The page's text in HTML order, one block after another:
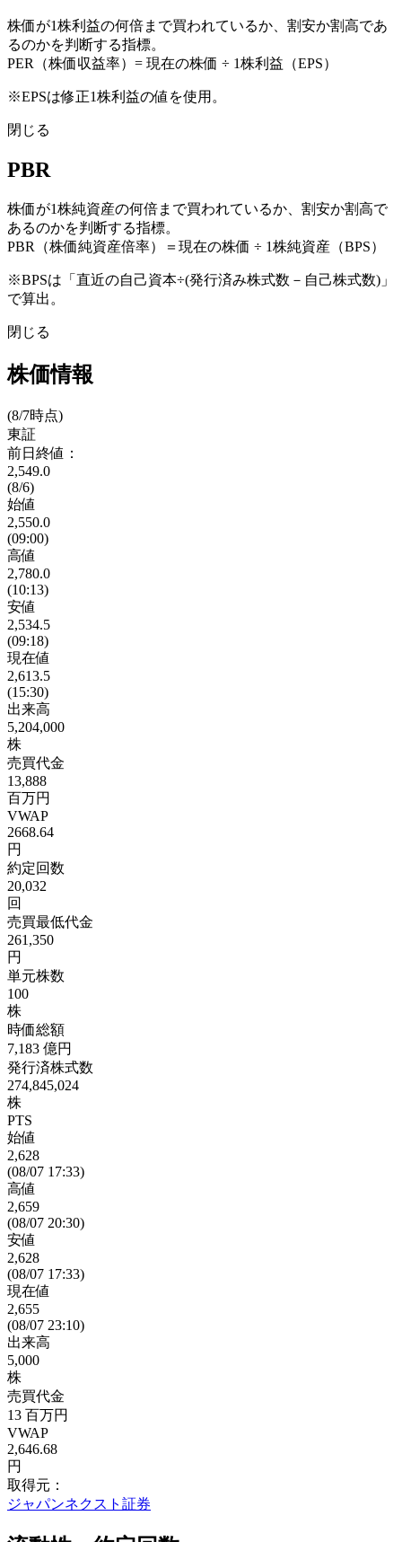
株価が1株利益の何倍まで買われているか、割安か割高であ
るのかを判断する指標。
PER（株価収益率）= 現在の株価 ÷ 1株利益（EPS）
※EPSは修正1株利益の値を使用。
閉じる
PBR
株価が1株純資産の何倍まで買われているか、割安か割高で
あるのかを判断する指標。
PBR（株価純資産倍率）＝現在の株価 ÷ 1株純資産（BPS）
※BPSは「直近の自己資本÷(発行済み株式数－自己株式数)」
で算出。
閉じる
株価情報
(8/7時点)
東証
前日終値：
2,549.0
(8/6)
始値
2,550.0
(09:00)
高値
2,780.0
(10:13)
安値
2,534.5
(09:18)
現在値
2,613.5
(15:30)
出来高
5,204,000
株
売買代金
13,888
百万円
VWAP
2668.64
円
約定回数
20,032
回
売買最低代金
261,350
円
単元株数
100
株
時価総額
7,183 億円
発行済株式数
274,845,024
株
PTS
始値
2,628
(08/07 17:33)
高値
2,659
(08/07 20:30)
安値
2,628
(08/07 17:33)
現在値
2,655
(08/07 23:10)
出来高
5,000
株
売買代金
13 百万円
VWAP
2,646.68
円
取得元：
ジャパンネクスト証券